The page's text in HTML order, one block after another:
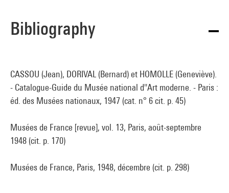
Bibliography
CASSOU (Jean), DORIVAL (Bernard) et HOMOLLE (Geneviève).
- Catalogue-Guide du Musée national d''Art moderne. - Paris :
éd. des Musées nationaux, 1947 (cat. n° 6 cit. p. 45)
Musées de France [revue], vol. 13, Paris, août-septembre
1948 (cit. p. 170)
Musées de France, Paris, 1948, décembre (cit. p. 298)